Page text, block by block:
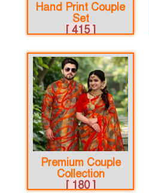
Hand Print Couple
Set
[ 415 ]
Premium Couple
Collection
[ 180 ]